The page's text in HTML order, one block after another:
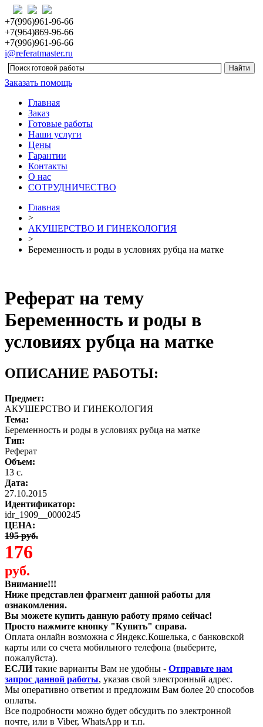
+7(996)961-96-66
+7(964)869-96-66
+7(996)961-96-66
i@referatmaster.ru
Заказать помощь
Главная
Заказ
Готовые работы
Наши услуги
Цены
Гарантии
Контакты
О нас
СОТРУДНИЧЕСТВО
Главная
>
АКУШЕРСТВО И ГИНЕКОЛОГИЯ
>
Беременность и роды в условиях рубца на матке
Реферат на тему
Беременность и роды в
условиях рубца на матке
ОПИСАНИЕ РАБОТЫ:
Предмет:
АКУШЕРСТВО И ГИНЕКОЛОГИЯ
Тема:
Беременность и роды в условиях рубца на матке
Тип:
Реферат
Объем:
13 с.
Дата:
27.10.2015
Идентификатор:
idr_1909__0000245
ЦЕНА:
195 руб.
176
руб.
Внимание!!!
Ниже представлен фрагмент данной работы для
ознакомления.
Вы можете купить данную работу прямо сейчас!
Просто нажмите кнопку "Купить" справа.
Оплата онлайн возможна с Яндекс.Кошелька, с банковской
карты или со счета мобильного телефона (выберите,
пожалуйста).
ЕСЛИтакие варианты Вам не удобны - Отправьте нам
запрос данной работы, указав свой электронный адрес.
Мы оперативно ответим и предложим Вам более 20 способов
оплаты.
Все подробности можно будет обсудить по электронной
почте, или в Viber, WhatsApp и т.п.